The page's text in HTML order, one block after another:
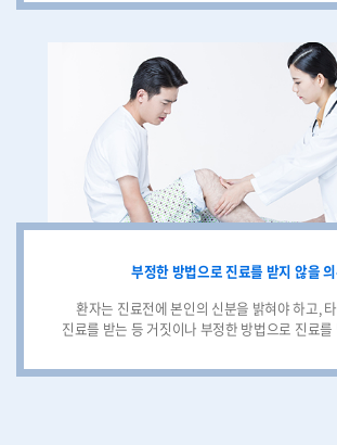
부정한 방법으로 진료를 받지 않을
환자는 진료전에 본인의 신분을 밝혀야 하고,
진료를 받는 등 거짓이나 부정한 방법으로 진료